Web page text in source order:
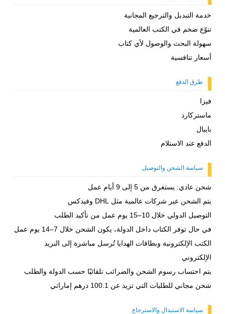
خدمة التبديل والترجيع المجانية
تنوّع ضخم في الكتب العالمية
سهولة البحث والوصول لأي كتاب
أسعار تنافسية
طرق الدفع
فيزا
ماستركارد
بايبال
الدفع عند الاستلام
سياسة الشحن والتوصيل
شحن عادي: يستغرق من 5 إلى 9 أيام عمل
يتم الشحن عبر شركات عالمية مثل DHL وفيدكس
التوصيل الدولي خلال 10–15 يوم عمل من تأكيد الطلب
في حال توفر الكتاب داخل الدولة، يكون الشحن خلال 7–14 يوم عمل
الكتب الإلكترونية وبطاقات الهدايا تُرسل مباشرة إلى البريد
الإلكتروني
يتم احتساب رسوم الشحن والضرائب تلقائيًا حسب الدولة والطلب
شحن مجاني للطلبات التي تزيد عن 100.1 درهم إماراتي
سياسة الاستبدال والاسترجاع